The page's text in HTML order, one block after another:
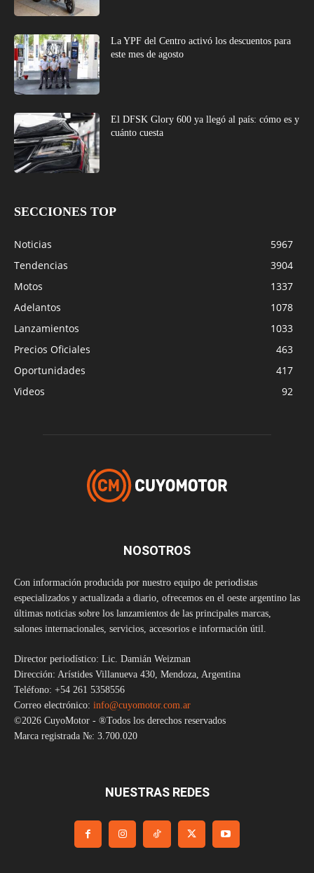
La YPF del Centro activó los descuentos para
este mes de agosto
El DFSK Glory 600 ya llegó al país: cómo es y
cuánto cuesta
SECCIONES TOP
Noticias
5967
Tendencias
3904
Motos
1337
Adelantos
1078
Lanzamientos
1033
Precios Oficiales
463
Oportunidades
417
Videos
92
NOSOTROS
Con información producida por nuestro equipo de periodistas
especializados y actualizada a diario, ofrecemos en el oeste argentino las
últimas noticias sobre los lanzamientos de las principales marcas,
salones internacionales, servicios, accesorios e información útil.
Director periodístico: Lic. Damián Weizman
Dirección: Arístides Villanueva 430, Mendoza, Argentina
Teléfono: +54 261 5358556
Correo electrónico: info@cuyomotor.com.ar
©2026 CuyoMotor - ®Todos los derechos reservados
Marca registrada №: 3.700.020
NUESTRAS REDES